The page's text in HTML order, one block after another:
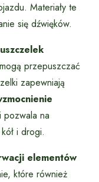
Materiały te
się dźwięków.
przepuszczać
zapewniają
pozwala na
i drogi.
elementów
które również